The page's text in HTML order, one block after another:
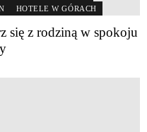
HOTELE W GÓRACH
się z rodziną w spokoju